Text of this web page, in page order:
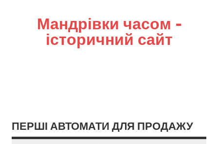
Мандрівки часом –
історичний сайт
ПЕРШІ АВТОМАТИ ДЛЯ ПРОДАЖУ